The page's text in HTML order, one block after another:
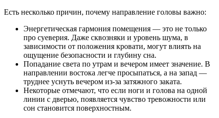
Есть несколько причин, почему направление головы важно:
Энергетическая гармония помещения — это не только
про суеверия. Даже сквозняки и уровень шума, в
зависимости от положения кровати, могут влиять на
ощущение безопасности и глубину сна.
Попадание света по утрам и вечером имеет значение. В
направлении востока легче просыпаться, а на запад —
труднее уснуть вечером из-за затяжного заката.
Некоторые отмечают, что если ноги и голова на одной
линии с дверью, появляется чувство тревожности или
сон становится поверхностным.